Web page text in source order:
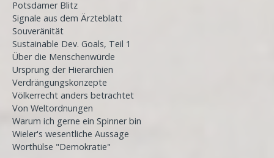
Potsdamer Blitz
Signale aus dem Ärzteblatt
Souveränität
Sustainable Dev. Goals, Teil 1
Über die Menschenwürde
Ursprung der Hierarchien
Verdrängungskonzepte
Völkerrecht anders betrachtet
Von Weltordnungen
Warum ich gerne ein Spinner bin
Wieler's wesentliche Aussage
Worthülse "Demokratie"